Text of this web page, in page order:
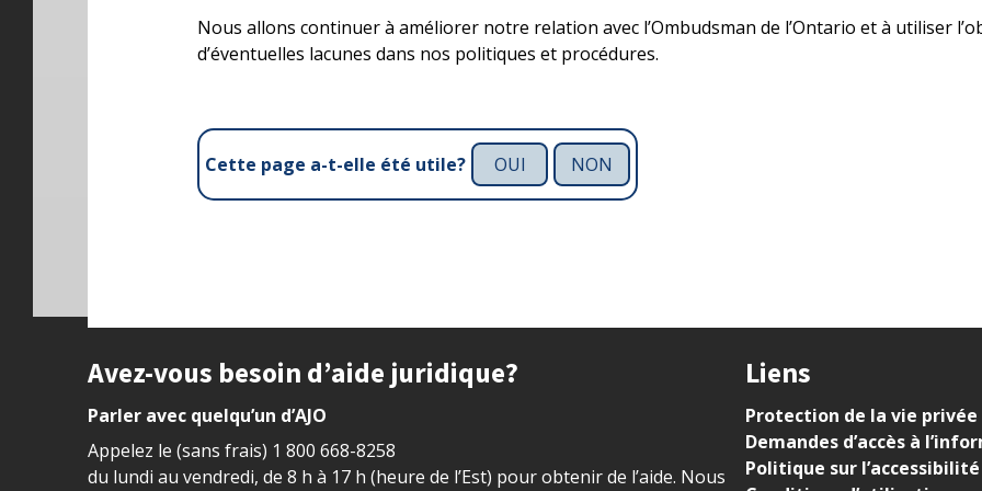
Nous allons continuer à améliorer notre relation avec l’Ombudsman de l’Ontario et à utiliser
d’éventuelles lacunes dans nos politiques et procédures.
Cette page a-t-elle été utile? OUI NON
Site footer
Avez-vous besoin d’aide juridique?
Parler avec quelqu’un d’AJO
Appelez le (sans frais) 1 800 668-8258
du lundi au vendredi, de 8 h à 17 h (heure de l’Est) pour obtenir de l’aide. Nous
Liens
Protection de la vie privée
Demandes d’accès à
Politique sur l’accessibilité